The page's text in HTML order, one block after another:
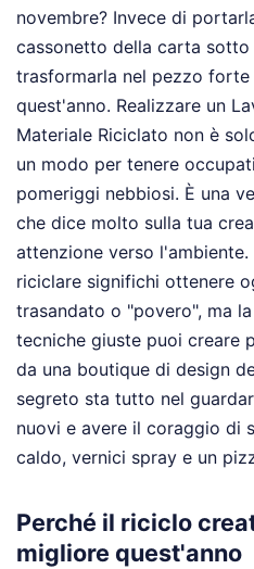
novembre? Invece di
cassonetto della carta
trasformarla nel pezzo
quest'anno. Realizzare un
Materiale Riciclato non è
un modo per tenere
pomeriggi nebbiosi. È una
che dice molto sulla tua
attenzione verso
riciclare significhi ottenere
trasandato o "povero", ma
tecniche giuste puoi creare
da una boutique di design
segreto sta tutto nel
nuovi e avere il coraggio di
caldo, vernici spray e un
Perché il riciclo
migliore quest'anno